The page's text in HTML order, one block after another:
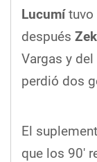
Lucumítuvo
después
Vargas y
perdió dos
El
que los 90'